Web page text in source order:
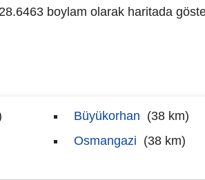
boylam olarak haritada
Büyükorhan (38 km)
Osmangazi (38 km)